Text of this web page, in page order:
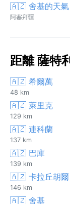
🇦🇿 舍基的天氣
阿塞拜疆
距離 薩特
🇦🇿 希爾萬
48 km
🇦🇿 萊里克
129 km
🇦🇿 連科蘭
137 km
🇦🇿 巴庫
139 km
🇦🇿 卡拉丘胡爾
146 km
🇦🇿 舍基